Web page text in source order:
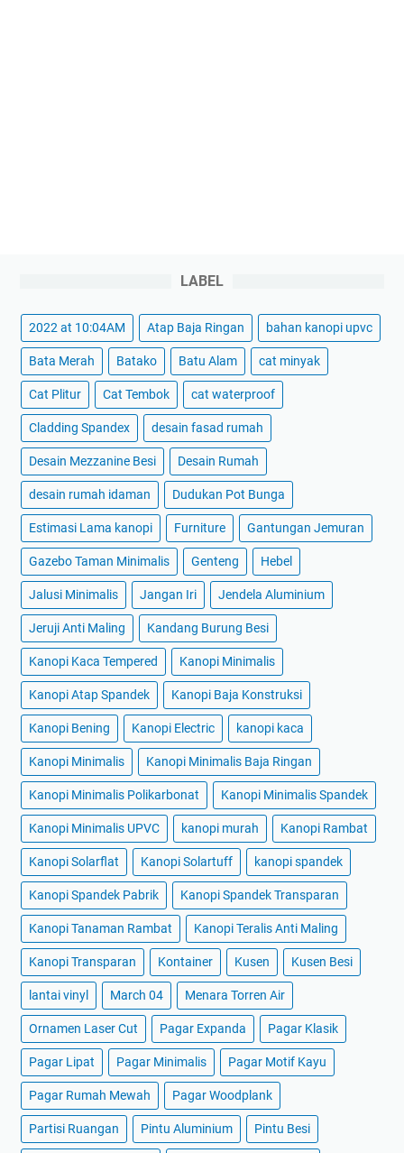
LABEL
2022 at 10:04AM Atap Baja Ringan bahan kanopi upvc
Bata Merah Batako Batu Alam cat minyak
Cat Plitur Cat Tembok cat waterproof
Cladding Spandex desain fasad rumah
Desain Mezzanine Besi Desain Rumah
desain rumah idaman Dudukan Pot Bunga
Estimasi Lama kanopi Furniture Gantungan Jemuran
Gazebo Taman Minimalis Genteng Hebel
Jalusi Minimalis Jangan Iri Jendela Aluminium
Jeruji Anti Maling Kandang Burung Besi
Kanopi Kaca Tempered Kanopi Minimalis
Kanopi Atap Spandek Kanopi Baja Konstruksi
Kanopi Bening Kanopi Electric kanopi kaca
Kanopi Minimalis Kanopi Minimalis Baja Ringan
Kanopi Minimalis Polikarbonat Kanopi Minimalis Spandek
Kanopi Minimalis UPVC kanopi murah Kanopi Rambat
Kanopi Solarflat Kanopi Solartuff kanopi spandek
Kanopi Spandek Pabrik Kanopi Spandek Transparan
Kanopi Tanaman Rambat Kanopi Teralis Anti Maling
Kanopi Transparan Kontainer Kusen Kusen Besi
lantai vinyl March 04 Menara Torren Air
Ornamen Laser Cut Pagar Expanda Pagar Klasik
Pagar Lipat Pagar Minimalis Pagar Motif Kayu
Pagar Rumah Mewah Pagar Woodplank
Partisi Ruangan Pintu Aluminium Pintu Besi